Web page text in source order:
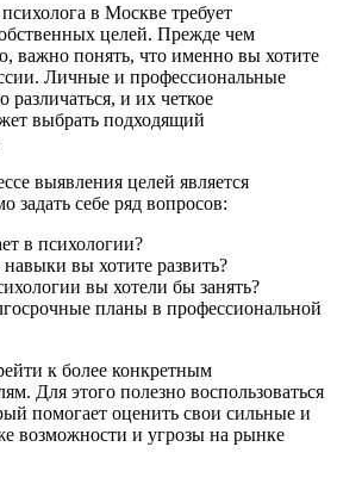
в Москве требует
целей. Прежде чем
важно понять, что именно вы хотите
Личные и профессиональные
различаться, и их четкое
выбрать подходящий
выявления целей является
задать себе ряд вопросов:
в психологии?
вы хотите развить?
вы хотели бы занять?
планы в профессиональной
к более конкретным
Для этого полезно воспользоваться
помогает оценить свои сильные и
возможности и угрозы на рынке